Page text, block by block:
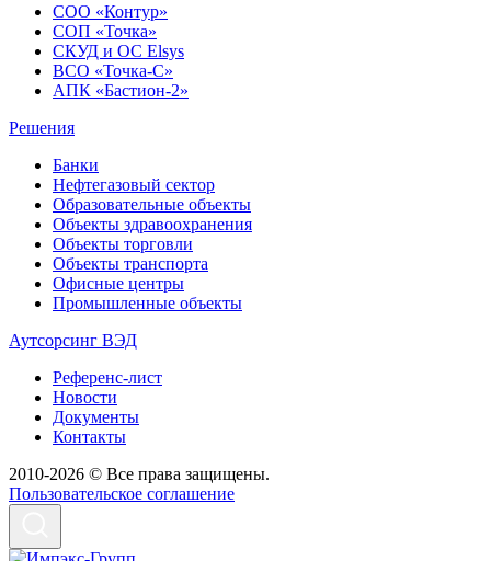
СОО «Контур»
СОП «Точка»
СКУД и ОС Elsys
ВСО «Точка-С»
АПК «Бастион-2»
Решения
Банки
Нефтегазовый сектор
Образовательные объекты
Объекты здравоохранения
Объекты торговли
Объекты транспорта
Офисные центры
Промышленные объекты
Аутсорсинг ВЭД
Референс-лист
Новости
Документы
Контакты
2010-2026 © Все права защищены.
Пользовательское соглашение